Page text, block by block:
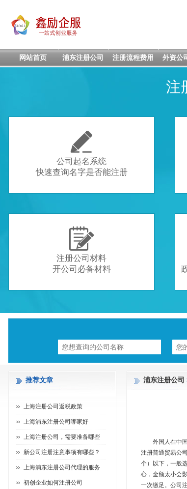
网站首页 浦东注册公司 注册流程费用 外资公
注

公司起名系统
快速查询名字是否能注册

注册公司材料
开公司必备材料
浦东注册公司
外国人在中
注册普通贸易公
个）以下，一般
心，金额太小会
一次缴足。公司
推荐文章
上海注册公司返税政策
上海浦东注册公司哪家好
上海注册公司，需要准备哪些
新公司注册注意事项有哪些？
上海浦东注册公司代理的服务
初创企业如何注册公司